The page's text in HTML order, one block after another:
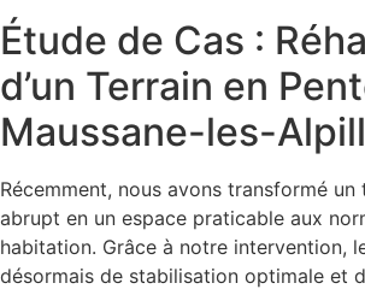
Étude de Cas :
d’un Terrain en
Maussane-les-
Récemment, nous avons transformé un
abrupt en un espace praticable aux
habitation. Grâce à notre intervention,
désormais de stabilisation optimale et